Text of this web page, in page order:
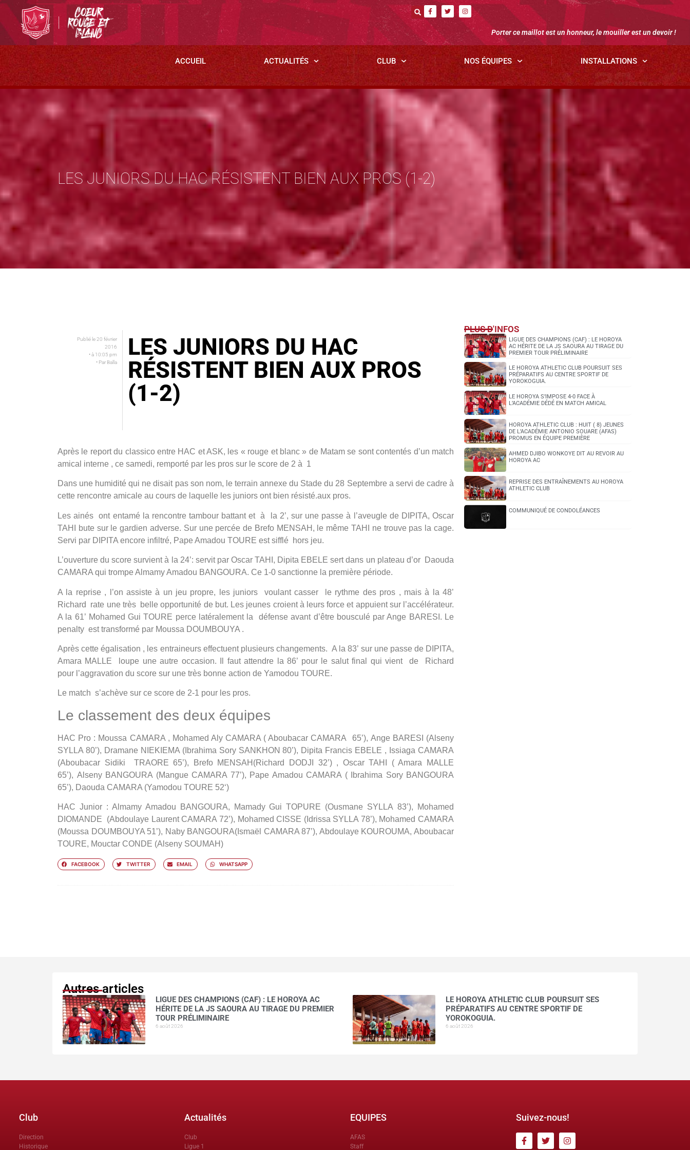
Porter ce maillot est un honneur, le mouiller est un devoir !
ACCUEIL ACTUALITÉS CLUB NOS ÉQUIPES INSTALLATIONS
LES JUNIORS DU HAC RÉSISTENT BIEN AUX PROS (1-2)
Publié le20 février
2016
• à 10:05 pm
• ParBalla
LES JUNIORS DU HAC
RÉSISTENT BIEN AUX PROS
(1-2)
Après le report du classico entre HAC et ASK, les « rouge et blanc » de Matam se sont contentés d’un match
amical interne , ce samedi, remporté par les pros sur le score de 2 à 1
Dans une humidité qui ne disait pas son nom, le terrain annexe du Stade du 28 Septembre a servi de cadre à
cette rencontre amicale au cours de laquelle les juniors ont bien résisté.aux pros.
Les ainés ont entamé la rencontre tambour battant et à la 2’, sur une passe à l’aveugle de DIPITA, Oscar
TAHI bute sur le gardien adverse. Sur une percée de Brefo MENSAH, le même TAHI ne trouve pas la cage.
Servi par DIPITA encore infiltré, Pape Amadou TOURE est sifflé hors jeu.
L’ouverture du score survient à la 24’: servit par Oscar TAHI, Dipita EBELE sert dans un plateau d’or Daouda
CAMARA qui trompe Almamy Amadou BANGOURA. Ce 1-0 sanctionne la première période.
A la reprise , l’on assiste à un jeu propre, les juniors voulant casser le rythme des pros , mais à la 48’
Richard rate une très belle opportunité de but. Les jeunes croient à leurs force et appuient sur l’accélérateur.
A la 61’ Mohamed Gui TOURE perce latéralement la défense avant d’être bousculé par Ange BARESI. Le
penalty est transformé par Moussa DOUMBOUYA .
Après cette égalisation , les entraineurs effectuent plusieurs changements. A la 83’ sur une passe de DIPITA,
Amara MALLE loupe une autre occasion. Il faut attendre la 86’ pour le salut final qui vient de Richard
pour l’aggravation du score sur une très bonne action de Yamodou TOURE.
Le match s’achève sur ce score de 2-1 pour les pros.
Le classement des deux équipes
HAC Pro : Moussa CAMARA , Mohamed Aly CAMARA ( Aboubacar CAMARA 65’), Ange BARESI (Alseny
SYLLA 80’), Dramane NIEKIEMA (Ibrahima Sory SANKHON 80’), Dipita Francis EBELE , Issiaga CAMARA
(Aboubacar Sidiki TRAORE 65’), Brefo MENSAH(Richard DODJI 32’) , Oscar TAHI ( Amara MALLE
65’), Alseny BANGOURA (Mangue CAMARA 77’), Pape Amadou CAMARA ( Ibrahima Sory BANGOURA
65’), Daouda CAMARA (Yamodou TOURE 52‘)
HAC Junior : Almamy Amadou BANGOURA, Mamady Gui TOPURE (Ousmane SYLLA 83’), Mohamed
DIOMANDE (Abdoulaye Laurent CAMARA 72’), Mohamed CISSE (Idrissa SYLLA 78’), Mohamed CAMARA
(Moussa DOUMBOUYA 51’), Naby BANGOURA(Ismaël CAMARA 87’), Abdoulaye KOUROUMA, Aboubacar
TOURE, Mouctar CONDE (Alseny SOUMAH)
FACEBOOK TWITTER EMAIL WHATSAPP
PLUS D'INFOS
LIGUE DES CHAMPIONS (CAF) : LE HOROYA
AC HÉRITE DE LA JS SAOURA AU TIRAGE DU
PREMIER TOUR PRÉLIMINAIRE
LE HOROYA ATHLETIC CLUB POURSUIT SES
PRÉPARATIFS AU CENTRE SPORTIF DE
YOROKOGUIA.
LE HOROYA S’IMPOSE 4-0 FACE À
L’ACADÉMIE DÉDÉ EN MATCH AMICAL
HOROYA ATHLETIC CLUB : HUIT ( 8) JEUNES
DE L’ACADÉMIE ANTONIO SOUARE (AFAS)
PROMUS EN ÉQUIPE PREMIÈRE
AHMED DJIBO WONKOYE DIT AU REVOIR AU
HOROYA AC
REPRISE DES ENTRAÎNEMENTS AU HOROYA
ATHLETIC CLUB
COMMUNIQUÉ DE CONDOLÉANCES
Autres articles
LIGUE DES CHAMPIONS (CAF) : LE HOROYA AC
HÉRITE DE LA JS SAOURA AU TIRAGE DU PREMIER
TOUR PRÉLIMINAIRE
6 août 2026
LE HOROYA ATHLETIC CLUB POURSUIT SES
PRÉPARATIFS AU CENTRE SPORTIF DE
YOROKOGUIA.
6 août 2026
Club
Direction
Historique
Actualités
Club
Ligue 1
EQUIPES
AFAS
Staff
Suivez-nous!